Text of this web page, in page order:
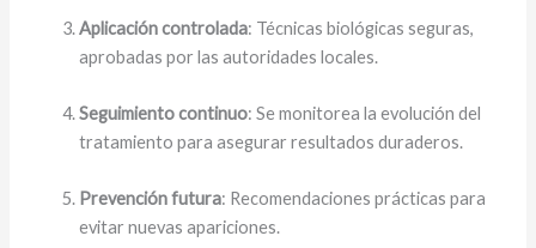
Aplicación controlada: Técnicas biológicas seguras,
aprobadas por las autoridades locales.
Seguimiento continuo: Se monitorea la evolución del
tratamiento para asegurar resultados duraderos.
Prevención futura: Recomendaciones prácticas para
evitar nuevas apariciones.